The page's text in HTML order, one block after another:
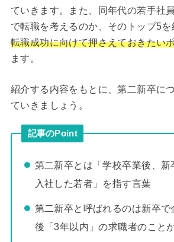
ていきます。また、同年代の若手社
で転職を考えるのか、そのトップ5を
転職成功に向けて押さえておきたい
ます。
紹介する内容をもとに、第二新卒に
ていきましょう。
記事のPoint
第二新卒とは「学校卒業後、新
入社した若者」を指す言葉
第二新卒と呼ばれるのは新卒で
後「3年以内」の求職者のこと